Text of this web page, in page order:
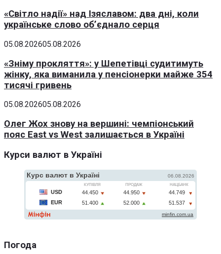
«Світло надії» над Ізяславом: два дні, коли
українське слово об’єднало серця
05.08.202605.08.2026
«Зніму прокляття»: у Шепетівці судитимуть
жінку, яка виманила у пенсіонерки майже 354
тисячі гривень
05.08.202605.08.2026
Олег Жох знову на вершині: чемпіонський
пояс East vs West залишається в Україні
Курси валют в Україні
Погода